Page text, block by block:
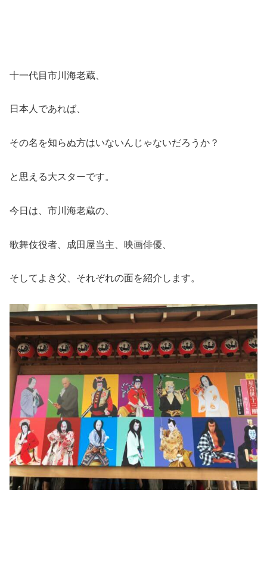
十一代目市川海老蔵、
日本人であれば、
その名を知らぬ方はいないんじゃないだろうか？
と思える大スターです。
今日は、市川海老蔵の、
歌舞伎役者、成田屋当主、映画俳優、
そしてよき父、それぞれの面を紹介します。